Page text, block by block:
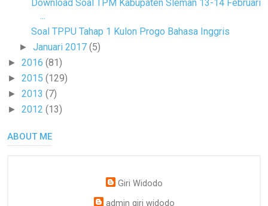
Download Soal TPM Kabupaten Sleman 13-14 Februari
...
Soal TPPU Tahap 1 Kulon Progo Bahasa Inggris
►Januari 2017(5)
► 2016 (81)
► 2015 (129)
► 2013 (7)
► 2012 (13)
ABOUT ME
Giri Widodo
admin giri widodo